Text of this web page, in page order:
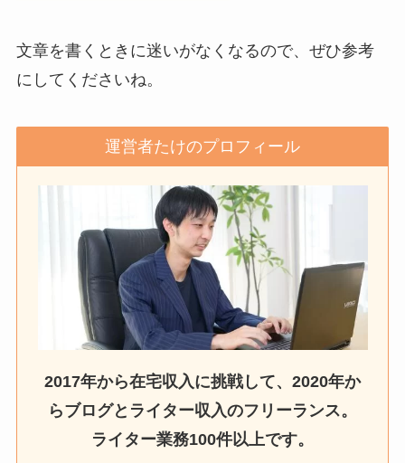
文章を書くときに迷いがなくなるので、ぜひ参考
にしてくださいね。
運営者たけのプロフィール
2017年から在宅収入に挑戦して、2020年か
らブログとライター収入のフリーランス。
ライター業務100件以上です。